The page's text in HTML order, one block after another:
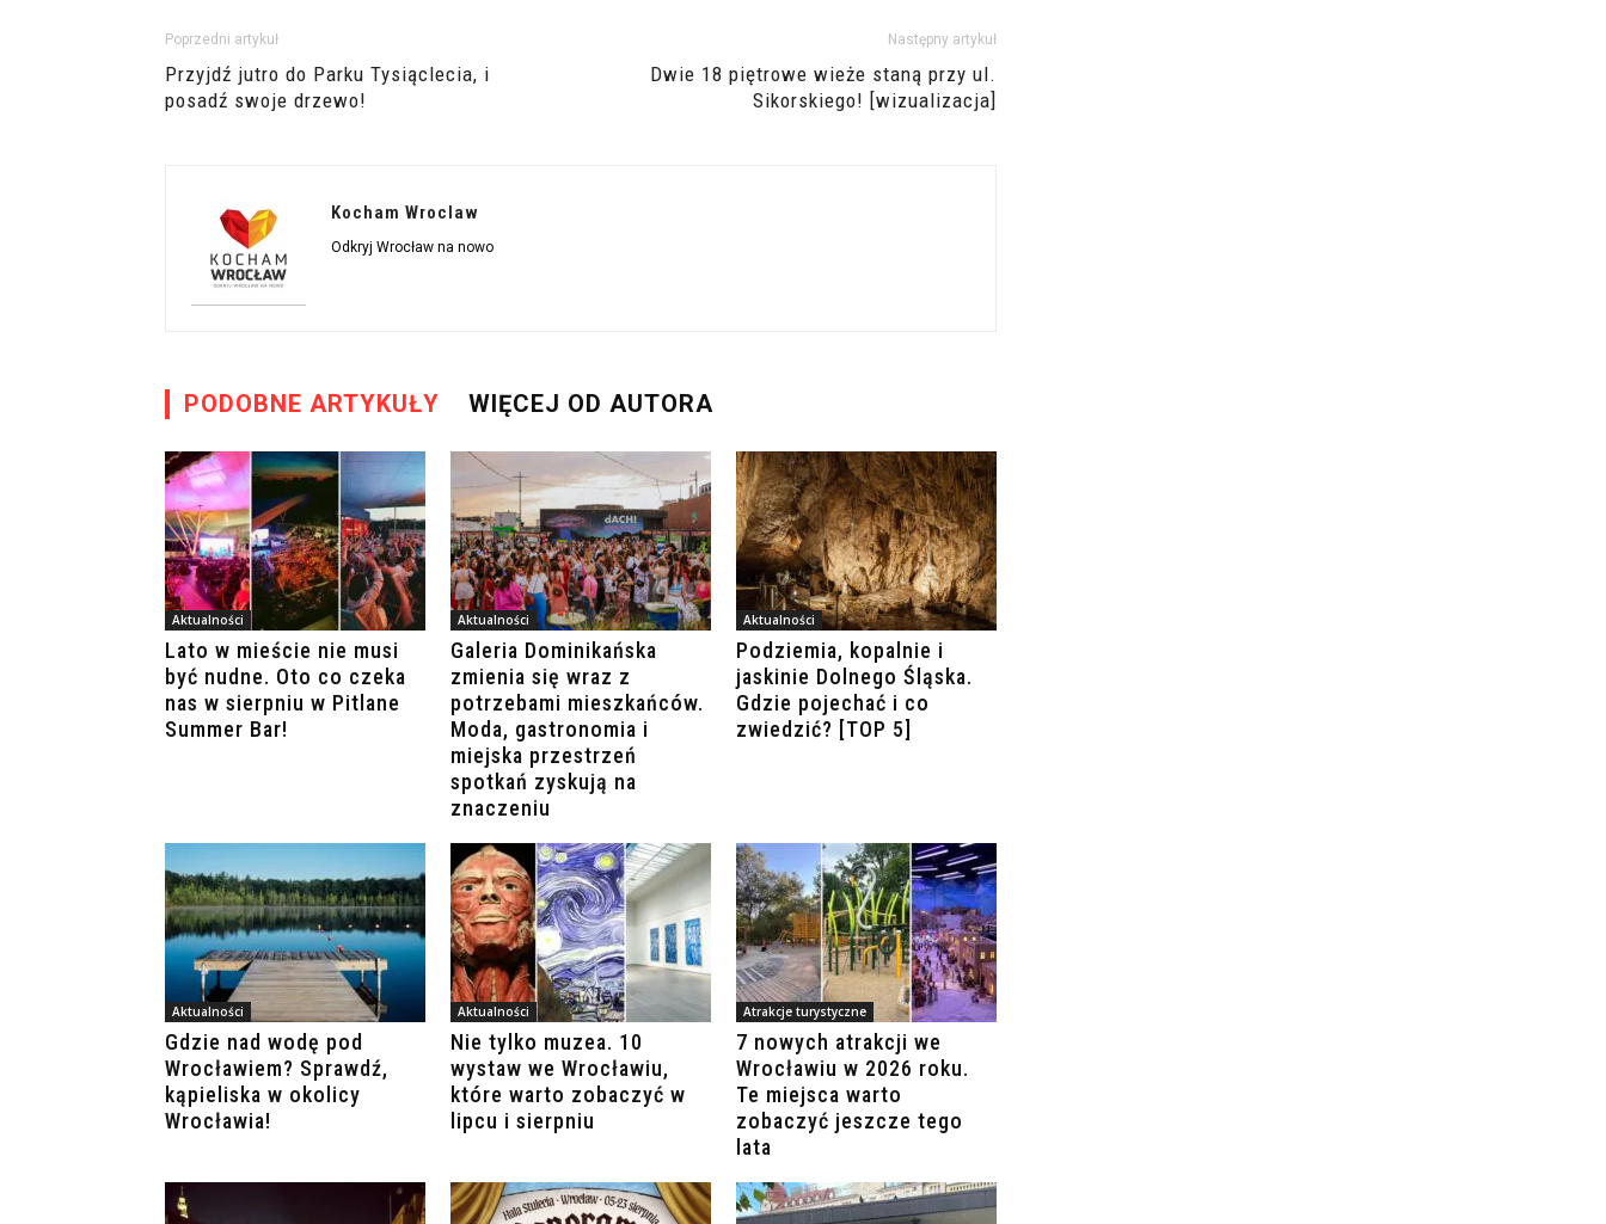
Poprzedni artykuł
Przyjdź jutro do Parku Tysiąclecia, i
posadź swoje drzewo!
Następny artykuł
Dwie 18 piętrowe wieże staną przy ul.
Sikorskiego! [wizualizacja]
Kocham Wroclaw
Odkryj Wrocław na nowo
PODOBNE ARTYKUŁY WIĘCEJ OD AUTORA
Aktualności
Lato w mieście nie musi
być nudne. Oto co czeka
nas w sierpniu w Pitlane
Summer Bar!
Aktualności
Galeria Dominikańska
zmienia się wraz z
potrzebami mieszkańców.
Moda, gastronomia i
miejska przestrzeń
spotkań zyskują na
znaczeniu
Aktualności
Podziemia, kopalnie i
jaskinie Dolnego Śląska.
Gdzie pojechać i co
zwiedzić? [TOP 5]
Aktualności
Gdzie nad wodę pod
Wrocławiem? Sprawdź,
kąpieliska w okolicy
Wrocławia!
Aktualności
Nie tylko muzea. 10
wystaw we Wrocławiu,
które warto zobaczyć w
lipcu i sierpniu
Atrakcje turystyczne
7 nowych atrakcji we
Wrocławiu w 2026 roku.
Te miejsca warto
zobaczyć jeszcze tego
lata